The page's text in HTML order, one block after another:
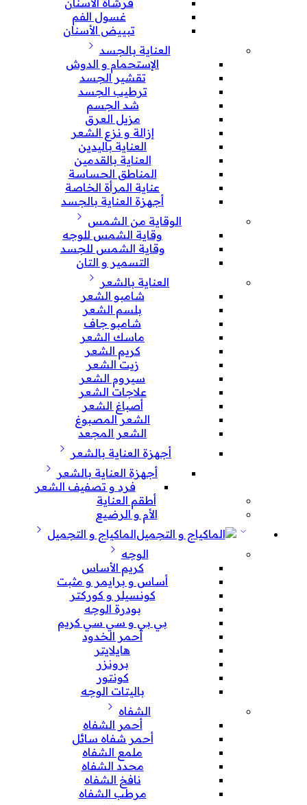
غسول الفم
تبييض الأسنان
العناية بالجسد
الإستحمام و الدوش
تقشير الجسد
ترطيب الجسد
شد الجسم
مزيل العرق
إزالة و نزع الشعر
العناية باليدين
العناية بالقدمين
المناطق الحساسة
عناية المرأة الخاصة
أجهزة العناية بالجسد
الوقاية من الشمس
وقاية الشمس للوجه
وقاية الشمس للجسد
التسمير و التان
العناية بالشعر
شامبو الشعر
بلسم الشعر
شامبو جاف
ماسك الشعر
كريم الشعر
زيت الشعر
سيروم الشعر
علاجات الشعر
أصباغ الشعر
الشعر المصبوغ
الشعر المجعد
أجهزة العناية بالشعر
أجهزة العناية بالشعر
فرد و تصفيف الشعر
أطقم العناية
الأم و الرضيع
الماكياج و التجميل
الوجه
كريم الأساس
أساس و برايمر و مثبت
كونسيلر و كوركتر
بودرة الوجه
بي بي و سي سي كريم
أحمر الخدود
هايلايتر
برونزر
كونتور
باليتات الوجه
الشفاه
أحمر الشفاه
أحمر شفاه سائل
ملمع الشفاه
محدد الشفاه
نافخ الشفاه
مرطب الشفاه